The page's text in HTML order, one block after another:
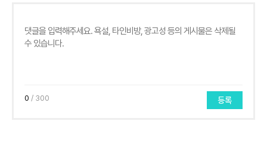
0 / 300 등록